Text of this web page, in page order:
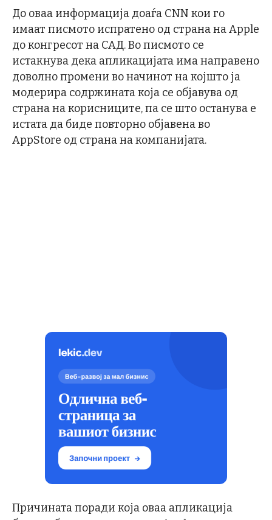
До оваа информација доаѓа CNN кои го
имаат писмото испратено од страна на Apple
до конгресот на САД. Во писмото се
истакнува дека апликацијата има направено
доволно промени во начинот на којшто ја
модерира содржината која се објавува од
страна на корисниците, па се што останува е
истата да биде повторно објавена во
AppStore од страна на компанијата.
Причината поради која оваа апликација